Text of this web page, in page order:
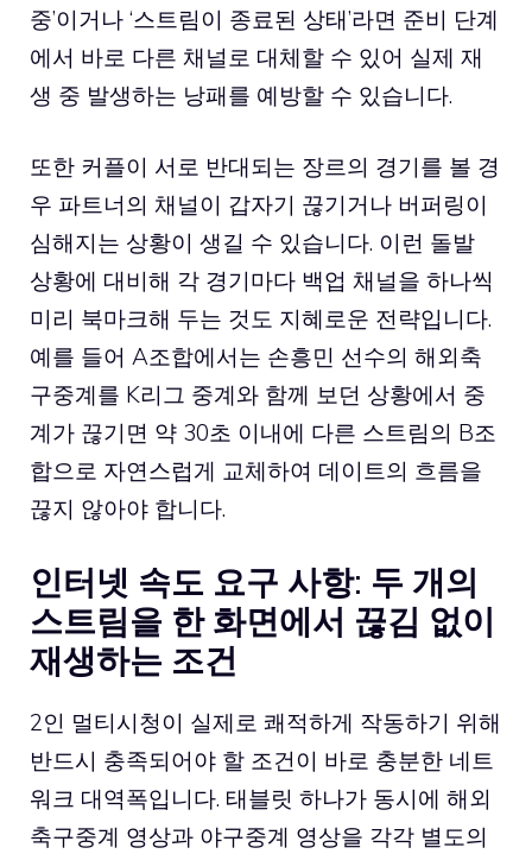
중’이거나 ‘스트림이 종료된 상태’라면 준비 단계
에서 바로 다른 채널로 대체할 수 있어 실제 재
생 중 발생하는 낭패를 예방할 수 있습니다.
또한 커플이 서로 반대되는 장르의 경기를 볼 경
우 파트너의 채널이 갑자기 끊기거나 버퍼링이
심해지는 상황이 생길 수 있습니다. 이런 돌발
상황에 대비해 각 경기마다 백업 채널을 하나씩
미리 북마크해 두는 것도 지혜로운 전략입니다.
예를 들어 A조합에서는 손흥민 선수의 해외축
구중계를 K리그 중계와 함께 보던 상황에서 중
계가 끊기면 약 30초 이내에 다른 스트림의 B조
합으로 자연스럽게 교체하여 데이트의 흐름을
끊지 않아야 합니다.
인터넷 속도 요구 사항: 두 개의
스트림을 한 화면에서 끊김 없이
재생하는 조건
2인 멀티시청이 실제로 쾌적하게 작동하기 위해
반드시 충족되어야 할 조건이 바로 충분한 네트
워크 대역폭입니다. 태블릿 하나가 동시에 해외
축구중계 영상과 야구중계 영상을 각각 별도의